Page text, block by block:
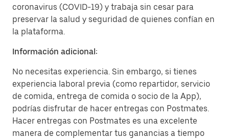
coronavirus (COVID-19) y trabaja sin cesar para
preservar la salud y seguridad de quienes confían en
la plataforma.
Información adicional:
No necesitas experiencia. Sin embargo, si tienes
experiencia laboral previa (como repartidor, servicio
de comida, entrega de comida o socio de la App),
podrías disfrutar de hacer entregas con Postmates.
Hacer entregas con Postmates es una excelente
manera de complementar tus ganancias a tiempo